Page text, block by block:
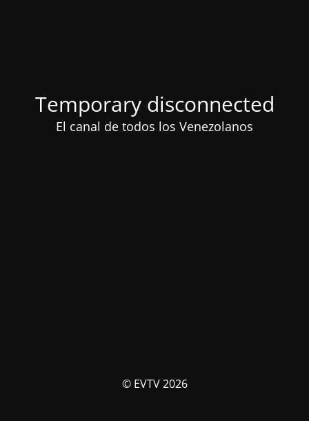
Temporary disconnected
El canal de todos los Venezolanos
© EVTV 2026